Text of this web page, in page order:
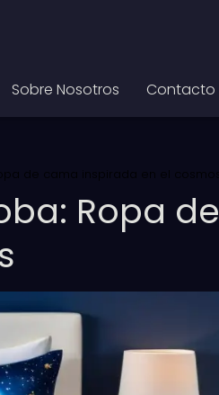
Sobre Nosotros Contacto
de cama inspirada en el cosmos
Ropa de